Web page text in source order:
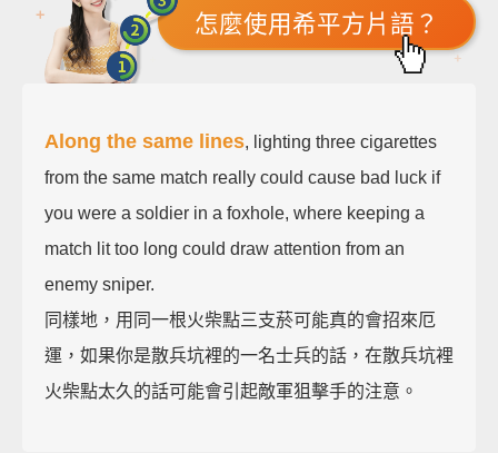
怎麼使用希平方片語？
Along the same lines, lighting three cigarettes
from the same match really could cause bad luck if
you were a soldier in a foxhole, where keeping a
match lit too long could draw attention from an
enemy sniper.
同樣地，用同一根火柴點三支菸可能真的會招來厄
運，如果你是散兵坑裡的一名士兵的話，在散兵坑裡
火柴點太久的話可能會引起敵軍狙擊手的注意。